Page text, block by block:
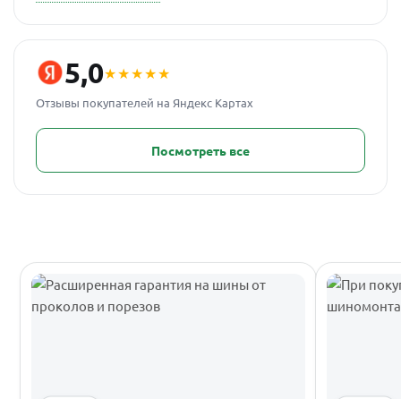
5,0★★★★★
Отзывы покупателей на Яндекс Картах
Посмотреть все